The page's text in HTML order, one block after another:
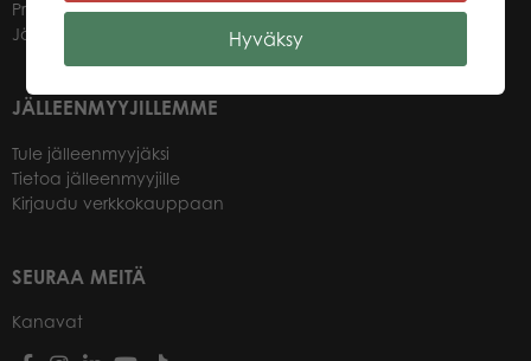
Promotuotteet
Jälleenmyyjät
JÄLLEENMYYJILLEMME
Tule jälleenmyyjäksi
Tietoa jälleenmyyjille
Kirjaudu verkkokauppaan
SEURAA MEITÄ
Kanavat
Hyväksy